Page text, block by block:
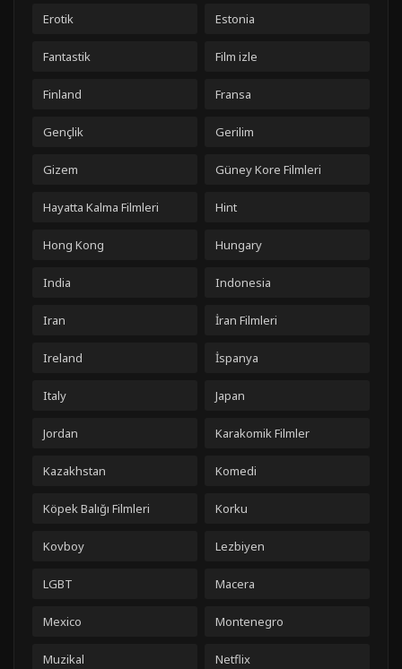
Erotik Estonia
Fantastik Film izle
Finland Fransa
Gençlik Gerilim
Gizem Güney Kore Filmleri
Hayatta Kalma Filmleri Hint
Hong Kong Hungary
India Indonesia
Iran İran Filmleri
Ireland İspanya
Italy Japan
Jordan Karakomik Filmler
Kazakhstan Komedi
Köpek Balığı Filmleri Korku
Kovboy Lezbiyen
LGBT Macera
Mexico Montenegro
Muzikal Netflix